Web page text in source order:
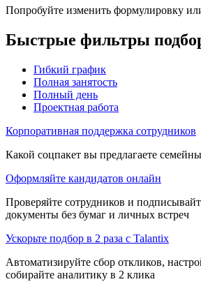
Попробуйте изменить формулировку
Быстрые фильтры
Гибкий график
Полная занятость
Полный день
Проектная работа
Корпоративная поддержка сотрудников
Какой соцпакет вы предлагаете
Оформляйте кандидатов онлайн
Проверяйте сотрудников и
документы без бумаг и личных встреч
Ускорьте подбор в 2 раза с Talantix
Автоматизируйте сбор откликов,
собирайте аналитику в 2 клика